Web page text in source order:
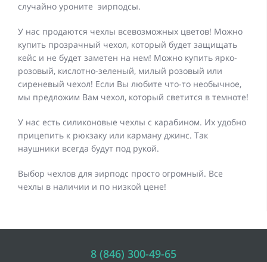
случайно уроните эирподсы.
У нас продаются чехлы всевозможных цветов! Можно
купить прозрачный чехол, который будет защищать
кейс и не будет заметен на нем! Можно купить ярко-
розовый, кислотно-зеленый, милый розовый или
сиреневый чехол! Если Вы любите что-то необычное,
мы предложим Вам чехол, который светится в темноте!
У нас есть силиконовые чехлы с карабином. Их удобно
прицепить к рюкзаку или карману джинс. Так
наушники всегда будут под рукой.
Выбор чехлов для эирподс просто огромный. Все
чехлы в наличии и по низкой цене!
8 (846) 300-49-65